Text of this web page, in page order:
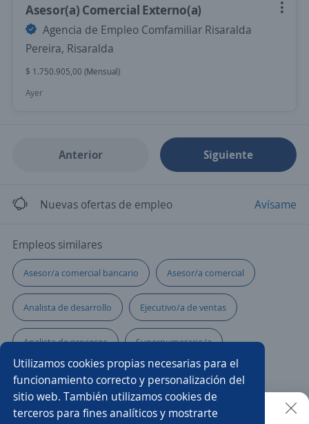
Utilizamos cookies propias necesarias para el
funcionamiento correcto y personalización del
sitio web. También utilizamos cookies de
terceros para fines analíticos y mostrarte
Asesor(a) Comercial Externo(a)
Agencia de Empleo Comfamiliar Risaralda
Pereira, Risaralda
$ 1.750.905,00 (Mensual)
Ayer
Anterior Siguiente
Nuevas ofertas de empleo Avísame
Empleos similares
Asesor/a comercial bancario Asesor/a comercial
Analista de desarrollo Ejecutivo/a de ventas
Analista de procesos Supernumerario/a
Mercaderista Analistas
Analista de comercio internacional